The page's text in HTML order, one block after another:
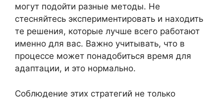
могут подойти разные методы. Не
стесняйтесь экспериментировать и находить
те решения, которые лучше всего работают
именно для вас. Важно учитывать, что в
процессе может понадобиться время для
адаптации, и это нормально.
Соблюдение этих стратегий не только